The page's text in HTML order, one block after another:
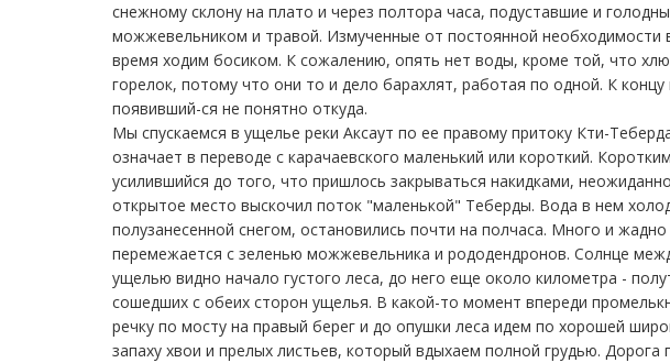
снежному склону на плато и через полтора часа, подуставшие и
можжевельником и травой. Измученные от постоянной необходимости
время ходим босиком. К сожалению, опять нет воды, кроме той, что
горелок, потому что они то и дело барахлят, работая по одной. К
появивший-ся не понятно откуда.
Мы спускаемся в ущелье реки Аксаут по ее правому притоку Кти-
означает в переводе с карачаевского маленький или короткий.
усилившийся до того, что пришлось закрываться накидками,
открытое место выскочил поток "маленькой" Теберды. Вода в нем
полузанесенной снегом, остановились почти на полчаса. Много и
перемежается с зеленью можжевельника и рододендронов. Солнце
ущелью видно начало густого леса, до него еще около километра -
сошедших с обеих сторон ущелья. В какой-то момент впереди
речку по мосту на правый берег и до опушки леса идем по хорошей
запаху хвои и прелых листьев, который вдыхаем полной грудью.